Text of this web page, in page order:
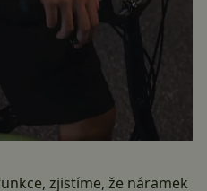
zjistíme, že náramek